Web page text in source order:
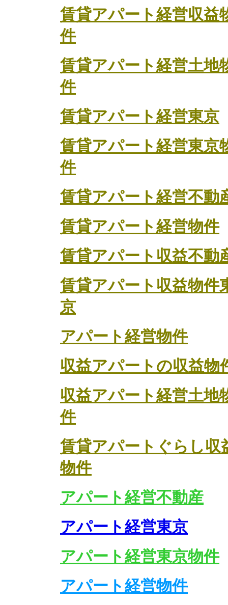
賃貸アパート経営収益
件
賃貸アパート経営土地
件
賃貸アパート経営東京
賃貸アパート経営東京
件
賃貸アパート経営不動
賃貸アパート経営物件
賃貸アパート収益不動
賃貸アパート収益物件
京
アパート経営物件
収益アパートの収益物
収益アパート経営土地
件
賃貸アパートぐらし収
物件
アパート経営不動産
アパート経営東京
アパート経営東京物件
アパート経営物件